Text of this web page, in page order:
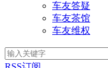
车友答疑
车友茶馆
车友维权